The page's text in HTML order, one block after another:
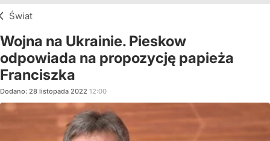
Świat
Wojna na Ukrainie. Pieskow
odpowiada na propozycję papieża
Franciszka
Dodano: 28 listopada 2022 12:00